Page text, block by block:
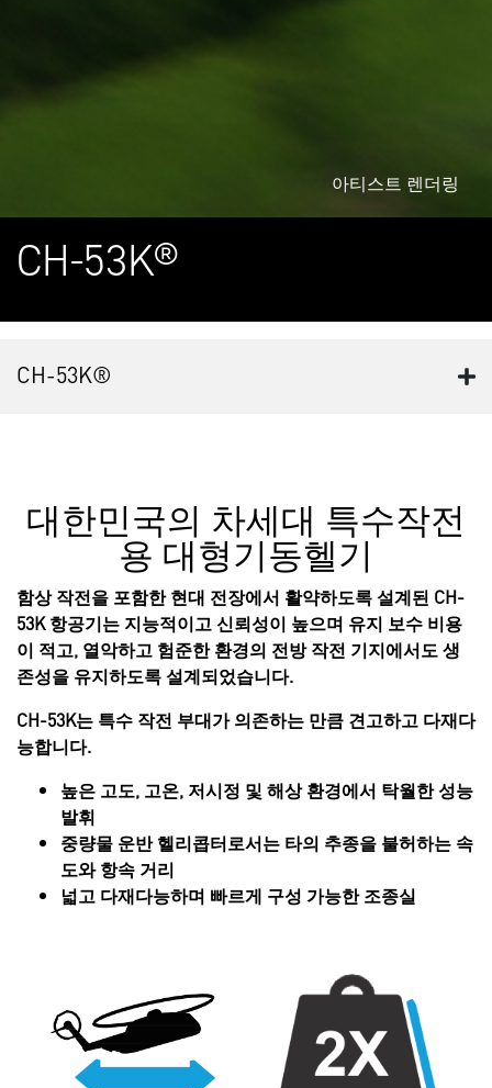
아티스트 렌더링
CH-53K®
CH-53K®
대한민국의 차세대 특수작전
용 대형기동헬기
함상 작전을 포함한 현대 전장에서 활약하도록 설계된 CH-
53K 항공기는 지능적이고 신뢰성이 높으며 유지 보수 비용
이 적고, 열악하고 험준한 환경의 전방 작전 기지에서도 생
존성을 유지하도록 설계되었습니다.
CH-53K는 특수 작전 부대가 의존하는 만큼 견고하고 다재다
능합니다.
높은 고도, 고온, 저시정 및 해상 환경에서 탁월한 성능
발휘
중량물 운반 헬리콥터로서는 타의 추종을 불허하는 속
도와 항속 거리
넓고 다재다능하며 빠르게 구성 가능한 조종실